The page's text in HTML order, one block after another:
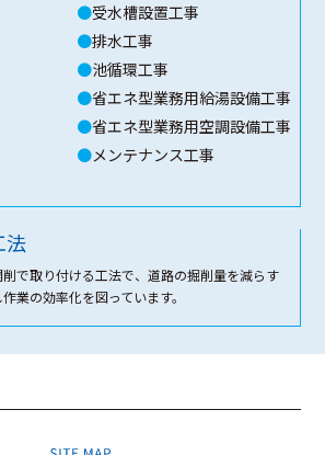
●受水槽設置工事
●排水工事
●池循環工事
●省エネ型業務用給湯設備工事
●省エネ型業務用空調設備工事
●メンテナンス工事
法
で取り付ける工法で、道路の掘削量を減らす
業の効率化を図っています。